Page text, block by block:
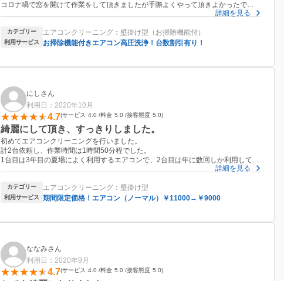
コロナ喎で窓を開けて作業をして頂きましたが手際よくやって頂きよかったで
やって頂いた方も感じがよかったです。
また次回お願いしたいな、と思いました。
詳細を見る
カテゴリー エアコンクリーニング：壁掛け型（お掃除機能付）
利用サービス お掃除機能付きエアコン高圧洗浄！台数割引有り！
にしさん
利用日：2020年10月
4.7 サービス 4.0 料金 5.0 接客態度 5.0
綺麗にして頂き、すっきりしました。
初めてエアコンクリーニングを行いました。
計2台依頼し、作業時間は1時間50分程でした。
1台目は3年目の夏場によく利用するエアコンで、2台目は年に数回しか利用してい
なかった21年目の古いエアコンです。（賃貸で利用は共に3年目）。
2台目の古いエアコンは利用頻度が少ない為カビ汚れが少なかったそうですが、丁
寧に対応して頂きました。
詳細を見る
カテゴリー エアコンクリーニング：壁掛け型
利用サービス 期間限定価格！エアコン（ノーマル）￥11000→￥9000
ななみさん
利用日：2020年9月
4.7 サービス 4.0 料金 5.0 接客態度 5.0